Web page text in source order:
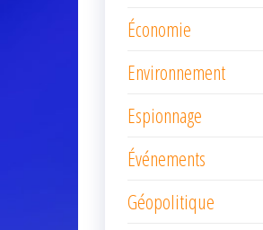
Économie
Environnement
Espionnage
Événements
Géopolitique